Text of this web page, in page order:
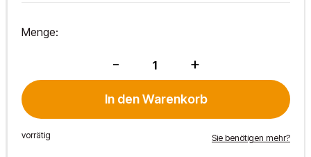
Menge:
-
Menge
+
In den Warenkorb
vorrätig Sie benötigen mehr?